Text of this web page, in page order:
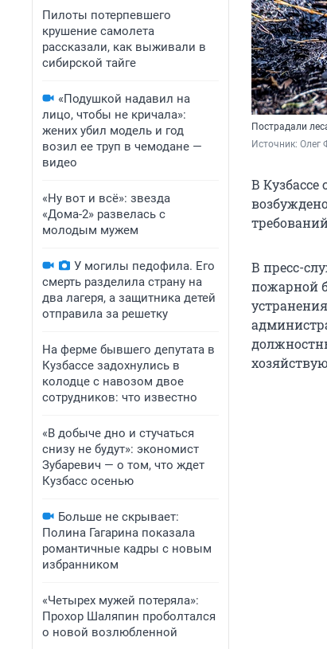
Пилоты потерпевшего
крушение самолета
рассказали, как выживали в
сибирской тайге
«Подушкой надавил на
лицо, чтобы не кричала»:
жених убил модель и год
возил ее труп в чемодане —
видео
«Ну вот и всё»: звезда
«Дома-2» развелась с
молодым мужем
У могилы педофила. Его
смерть разделила страну на
два лагеря, а защитника детей
отправила за решетку
На ферме бывшего депутата в
Кузбассе задохнулись в
колодце с навозом двое
сотрудников: что известно
«В добыче дно и стучаться
снизу не будут»: экономист
Зубаревич — о том, что ждет
Кузбасс осенью
Больше не скрывает:
Полина Гагарина показала
романтичные кадры с новым
избранником
«Четырех мужей потеряла»:
Прохор Шаляпин проболтался
о новой возлюбленной
Пострадали
Источник: Олег
В
В пресс-
пожарной